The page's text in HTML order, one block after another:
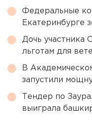
Федеральные
Екатеринбурге
Дочь участника
льготам для
В
запустили
Тендер по
выиграла